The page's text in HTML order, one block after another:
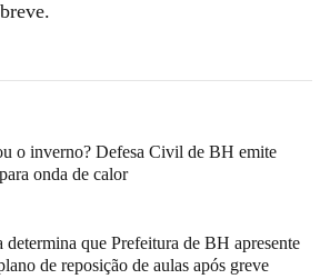
o inverno? Defesa Civil de BH emite
onda de calor
determina que Prefeitura de BH apresente
de reposição de aulas após greve